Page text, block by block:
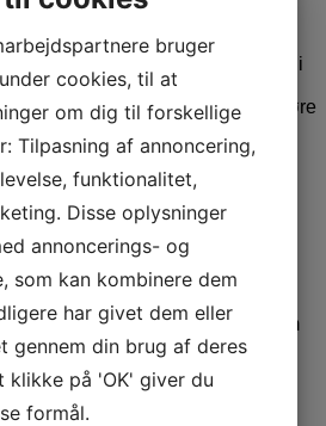
kan lakeres. Med denne type
formålet ikke at mætte gulvet, men i
stærk og modstandsdygtig
er nem at vedligeholde og rengøre
udføres typisk på et
bedste resultat.
en god
en god løsning, hvis du ønsker et
vedligeholde i hverdagen, og som
slitage. Overfladen dækkes af
styrke og ensartethed –
gulv, der er nemt at rengøre og
bruger
cookies, til at
om dig til forskellige
Tilpasning af annoncering,
funktionalitet,
Disse oplysninger
annoncerings- og
som kan kombinere dem
har givet dem eller
gennem din brug af deres
klikke på 'OK' giver du
formål.